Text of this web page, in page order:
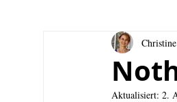
Aktualisiert: 2.